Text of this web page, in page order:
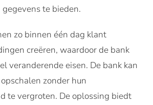
te bieden.
zo binnen één dag klant
creëren, waardoor de bank
veranderende eisen. De bank kan
zonder hun
te vergroten. De oplossing biedt